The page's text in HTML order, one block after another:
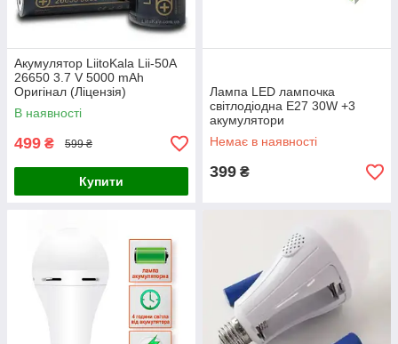
Акумулятор LiitoKala Lii-50A
26650 3.7 V 5000 mAh
Оригінал (Ліцензія)
В наявності
499 ₴ 599 ₴
Купити
Лампа LED лампочка
світлодіодна E27 30W +3
акумулятори
Немає в наявності
399 ₴